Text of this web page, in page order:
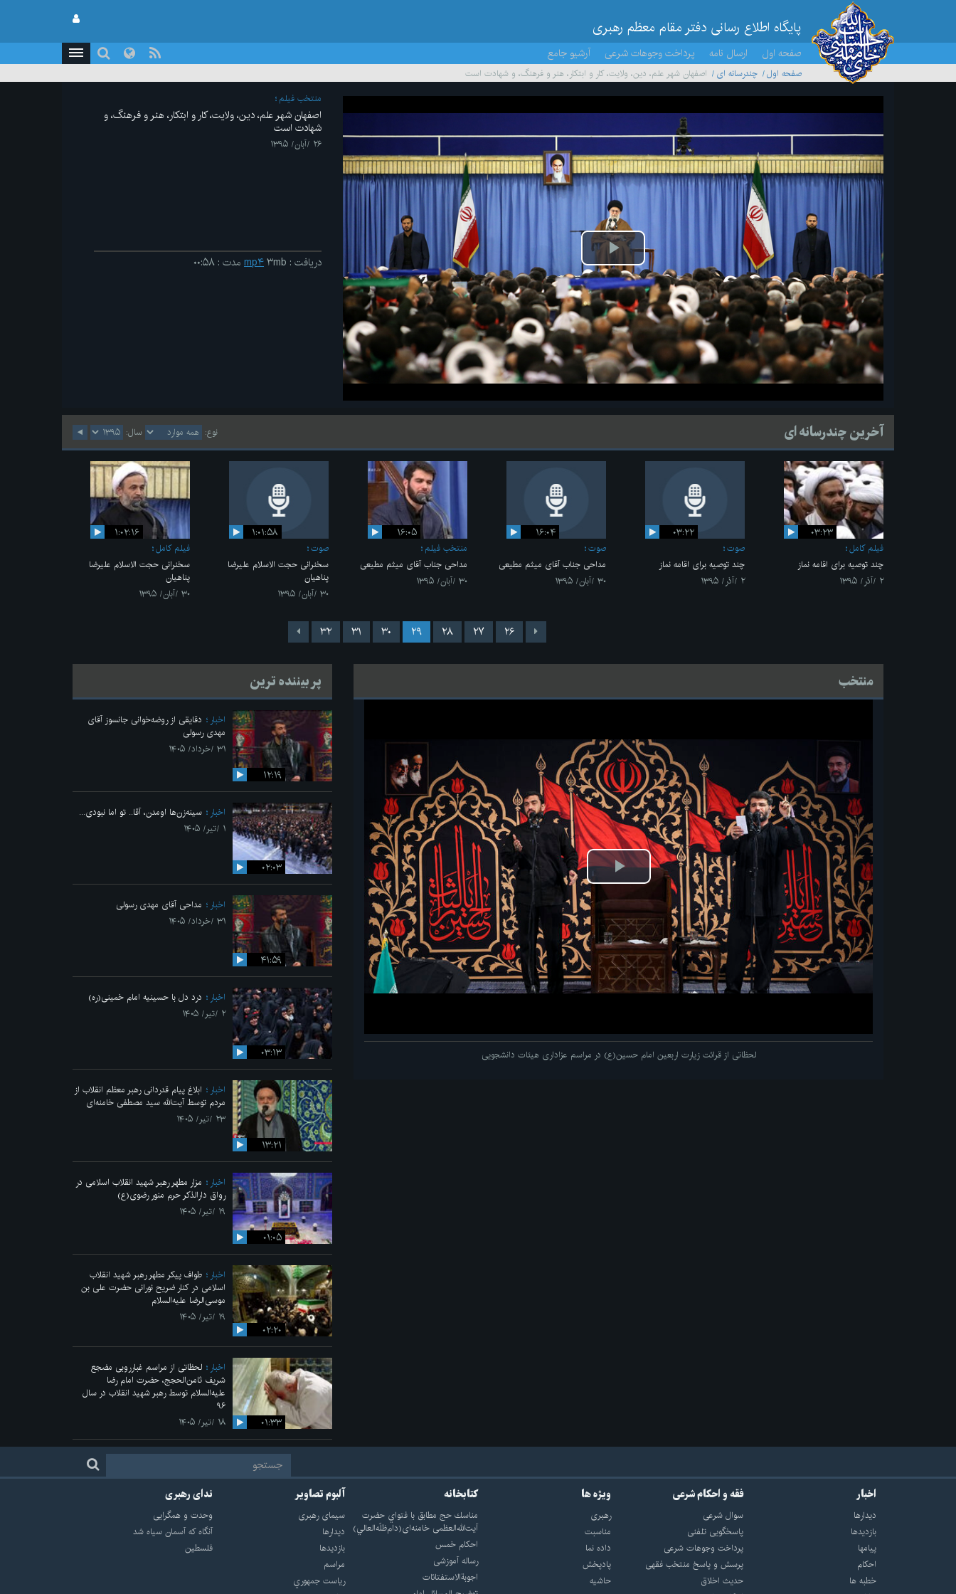
پایگاه اطلاع رسانی دفتر مقام معظم رهبری
صفحه اول ارسال نامه پرداخت وجوهات شرعی آرشیو جامع
صفحه اول چندرسانه ای اصفهان شهر علم، دین، ولایت، کار و ابتکار، هنر و فرهنگ، و شهادت است
پخش
ویدیو
منتخب فیلم
اصفهان شهر علم، دین، ولایت، کار و ابتکار، هنر و فرهنگ، و
شهادت است
۲۶ /آبان/ ۱۳۹۵
دریافت : mp۴۳mb مدت : ۰۰:۵۸
آخرین چندرسانه ای نوع: سال:
۰۳:۲۳
فیلم کامل
چند توصیه برای اقامه نماز
۲ /آذر/ ۱۳۹۵
۰۳:۲۲
صوت
چند توصیه برای اقامه نماز
۲ /آذر/ ۱۳۹۵
۱۶:۰۴
صوت
مداحی جناب آقای میثم مطیعی
۳۰ /آبان/ ۱۳۹۵
۱۶:۰۵
منتخب فیلم
مداحی جناب آقای میثم مطیعی
۳۰ /آبان/ ۱۳۹۵
۱:۰۱:۵۸
صوت
سخنرانی حجت الاسلام علیرضا
پناهیان
۳۰ /آبان/ ۱۳۹۵
۱:۰۲:۱۶
فیلم کامل
سخنرانی حجت الاسلام علیرضا
پناهیان
۳۰ /آبان/ ۱۳۹۵
۲۶ ۲۷ ۲۸ ۲۹ ۳۰ ۳۱ ۳۲
منتخب
پخش
ویدیو
لحظاتی از قرائت زیارت اربعین امام حسین(ع) در مراسم عزاداری هیئات دانشجویی
پر بیننده ترین
۱۲:۱۹
اخبار
دقایقی از روضه‌خوانی جانسوز آقای
مهدی رسولی
۳۱ /خرداد/ ۱۴۰۵
۰۲:۰۳
اخبار
سینه‌زن‌ها اومدن،‌ آقا.. تو اما نبودی...
۱ /تیر/ ۱۴۰۵
۴۱:۵۹
اخبار
مداحی آقای مهدی رسولی
۳۱ /خرداد/ ۱۴۰۵
۰۳:۱۳
اخبار
درد دل با حسینیه امام خمینی(ره)
۲ /تیر/ ۱۴۰۵
۱۳:۲۱
اخبار
ابلاغ پیام قدردانی رهبر معظم انقلاب از
مردم توسط آیت‌الله سید مصطفی خامنه‌ای
۲۳ /تیر/ ۱۴۰۵
۰۱:۰۵
اخبار
مزار مطهر رهبر شهید انقلاب اسلامی در
رواق دارالذکر حرم منور رضوی(ع)
۱۹ /تیر/ ۱۴۰۵
۰۲:۲۰
اخبار
طواف پیکر مطهر رهبر شهید انقلاب
اسلامی در کنار ضریح نورانی حضرت علی‌ بن
موسی‌الرضا علیه‌السلام
۱۹ /تیر/ ۱۴۰۵
۰۱:۳۳
اخبار
لحظاتی از مراسم غبارروبی مضجع
شریف ثامن‌الحجج، حضرت امام رضا
علیه‌السلام توسط رهبر شهید انقلاب در سال
۹۶
۱۸ /تیر/ ۱۴۰۵
اخبار
دیدارها
بازديدها
پيامها
احكام
خطبه ها
فقه و احکام شرعی
سوال شرعی
پاسخگویی تلفنی
پرداخت وجوهات شرعی
پرسش و پاسخ منتخب فقهی
حدیث اخلاق
ویژه ها
رهبری
مناسبت
داده نما
پادپخش
حاشیه
کتابخانه
مناسك حج مطابق با فتواي حضرت
آيت‌الله‌العظمى خامنه‌اى(دام‌ظلّه‌العالي)
احکام خمس
رساله آموزشی
اجوبة‌الاستفتائات
آلبوم تصاویر
سيماى رهبرى
ديدارها
بازديدها
مراسم
رياست جمهوري
ندای رهبری
وحدت و همگرایی
آنگاه که آسمان سیاه شد
فلسطین